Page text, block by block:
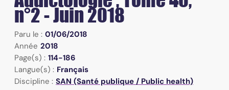
n°2 - Juin 2018
Paru le : 01/06/2018
Année 2018
Page(s) : 114-186
Langue(s) : Français
Discipline : SAN (Santé publique / Public health)